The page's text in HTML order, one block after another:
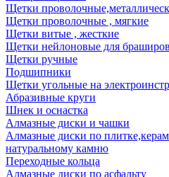
Щетки
Щетки проволочные , мягкие
Щетки витые , жесткие
Щетки нейлоновые для
Щетки ручные
Подшипники
Щетки угольные на
Абразивные круги
Шнек и оснастка
Алмазные диски и чашки
Алмазные диски по
натуральному камню
Переходные кольца
Алмазные диски по асфальту